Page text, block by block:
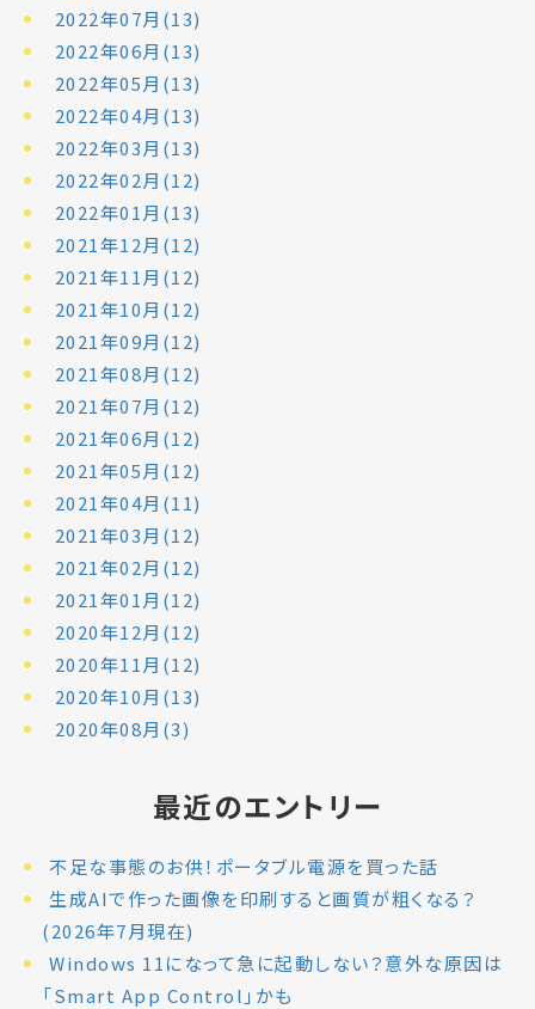
2022年07月(13)
2022年06月(13)
2022年05月(13)
2022年04月(13)
2022年03月(13)
2022年02月(12)
2022年01月(13)
2021年12月(12)
2021年11月(12)
2021年10月(12)
2021年09月(12)
2021年08月(12)
2021年07月(12)
2021年06月(12)
2021年05月(12)
2021年04月(11)
2021年03月(12)
2021年02月(12)
2021年01月(12)
2020年12月(12)
2020年11月(12)
2020年10月(13)
2020年08月(3)
最近のエントリー
不足な事態のお供！ポータブル電源を買った話
生成AIで作った画像を印刷すると画質が粗くなる？
(2026年7月現在)
Windows 11になって急に起動しない？意外な原因は
「Smart App Control」かも